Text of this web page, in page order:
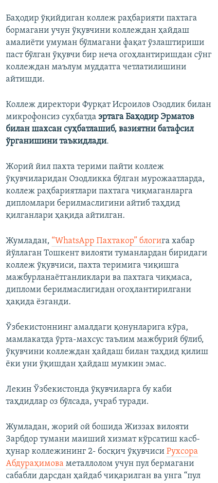
Баҳодир ўқийдиган коллеж раҳбарияти пахтага
бормагани учун ўқувчини коллеждан ҳайдаш
амалиёти умуман бўлмагани фақат ўзлаштириши
паст бўлган ўқувчи бир неча огоҳлантиришдан сўнг
коллеждан маълум муддатга четлатилишини
айтишди.
Коллеж директори Фурқат Исроилов Озодлик билан
микрофонсиз суҳбатда эртага Баҳодир Эрматов
билан шахсан суҳбатлашиб, вазиятни батафсил
ўрганишини таъкидлади.
Жорий йил пахта терими пайти коллеж
ўқувчиларидан Озодликка бўлган мурожаатларда,
коллеж раҳбариятлари пахтага чиқмаганларга
дипломлари берилмаслигини айтиб таҳдид
қилганлари ҳақида айтилган.
Жумладан, “WhatsApp Пахтакор” блогига хабар
йўллаган Тошкент вилояти туманлардан биридаги
коллеж ўқувчиси, пахта теримига чиқишга
мажбурланаётганликлари ва пахтага чиқмаса,
дипломи берилмаслигидан огоҳлантирилгани
ҳақида ёзганди.
Ўзбекистоннинг амалдаги қонунларига кўра,
мамлакатда ўрта-махсус таълим мажбурий бўлиб,
ўқувчини коллеждан ҳайдаш билан таҳдид қилиш
ёки уни ўқишдан ҳайдаш мумкин эмас.
Лекин Ўзбекистонда ўқувчиларга бу каби
таҳдидлар оз бўлсада, учраб туради.
Жумладан, жорий ой бошида Жиззах вилояти
Зарбдор тумани маиший хизмат кўрсатиш касб-
ҳунар коллежининг 2- босқич ўқувчиси Рухсора
Абдураҳимова металлолом учун пул бермагани
сабабли дарсдан ҳайдаб чиқарилган ва унга “пул